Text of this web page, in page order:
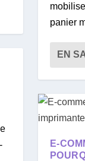
panier
EN
E-